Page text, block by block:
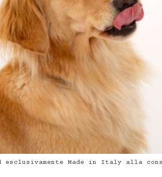
esclusivamente Made in Italy alla